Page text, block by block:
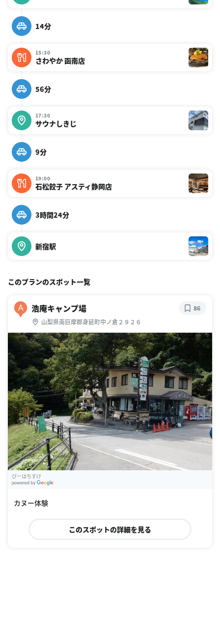
14分
15:30
さわやか 函南店
56分
17:30
サウナしきじ
9分
19:00
石松餃子 アスティ静岡店
3時間24分
新宿駅
このプランのスポット一覧
A 浩庵キャンプ場
山梨県南巨摩郡身延町中ノ倉２９２６
86
びーはちすけ
カヌー体験
このスポットの詳細を見る